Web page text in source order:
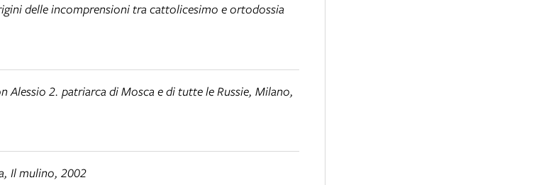
delle incomprensioni tra cattolicesimo e ortodossia
Alessio 2. patriarca di Mosca e di tutte le Russie, Milano,
Il mulino, 2002